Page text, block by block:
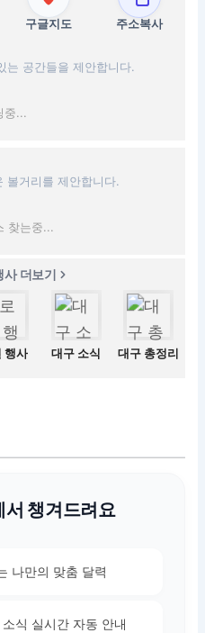
구글지도 주소복사
는 공간들을 제안합니다.
중...
볼거리를 제안합니다.
찾는중...
사 더보기
행사 대구 소식 대구 총정리
서 챙겨드려요
나만의 맞춤 달력
식 실시간 자동 안내